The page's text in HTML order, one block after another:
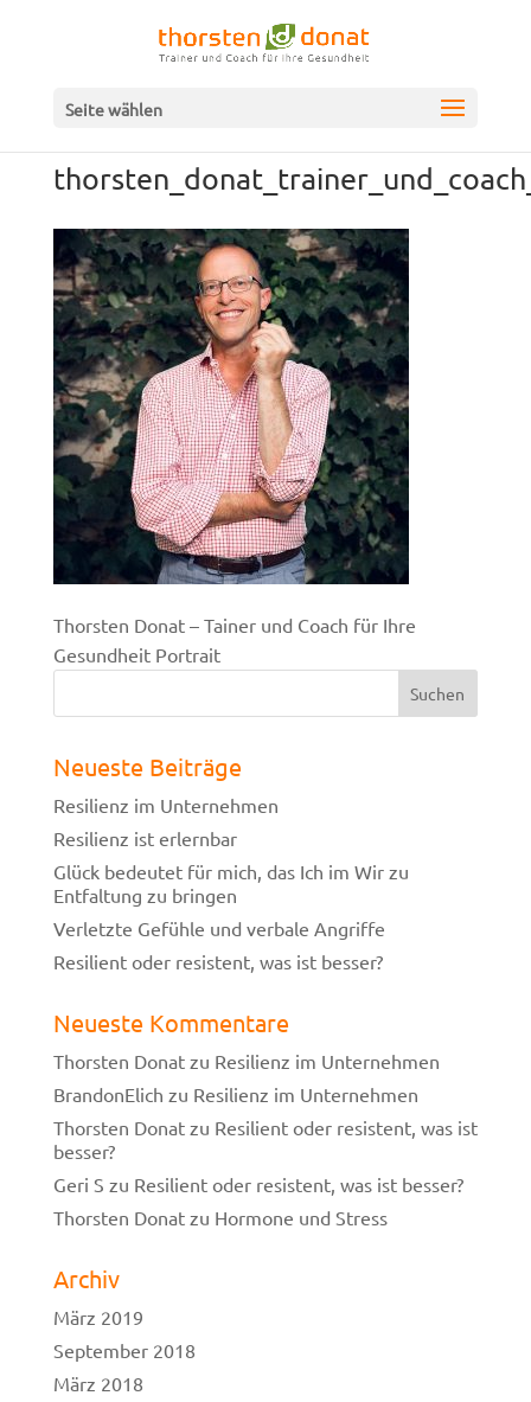
Seite wählen
Thorsten Donat – Tainer und Coach für Ihre
Gesundheit Portrait
Neueste Beiträge
Resilienz im Unternehmen
Resilienz ist erlernbar
Glück bedeutet für mich, das Ich im Wir zu
Entfaltung zu bringen
Verletzte Gefühle und verbale Angriffe
Resilient oder resistent, was ist besser?
Neueste Kommentare
Thorsten Donatzu Resilienz im Unternehmen
BrandonElich zu Resilienz im Unternehmen
Thorsten Donatzu Resilient oder resistent, was ist
besser?
Geri S zu Resilient oder resistent, was ist besser?
Thorsten Donatzu Hormone und Stress
Archiv
März 2019
September 2018
März 2018